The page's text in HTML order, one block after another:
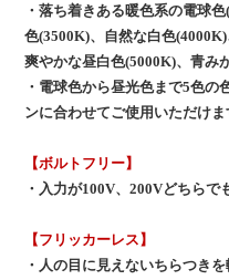
・落ち着きある暖色系の電球
色(3500K)、自然な白色(4000K)
爽やかな昼白色(5000K)、青み
・電球色から昼光色まで5色
ンに合わせてご使用いただけま
【ボルトフリー】
・入力が100V、200Vどちらで
【フリッカーレス】
・人の目に見えないちらつき